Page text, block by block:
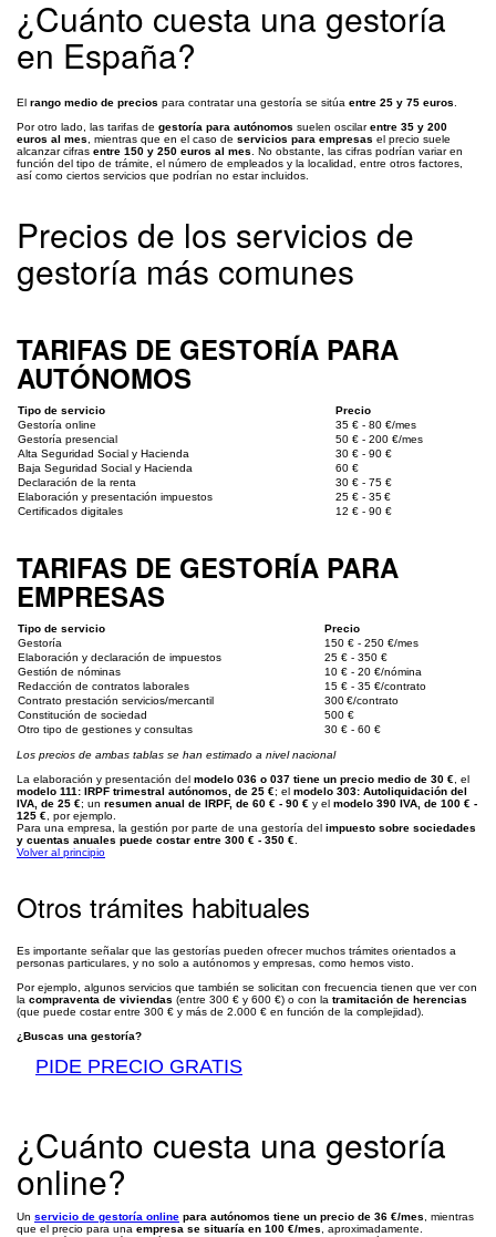
¿Cuánto cuesta una gestoría
en España?
El rango medio de precios para contratar una gestoría se sitúa entre 25 y 75 euros
Por otro lado, las tarifas de gestoría para autónomos suelen oscilarentre 35 y 200
euros al mes , mientras que en el caso de servicios para empresas el precio suele
alcanzar cifras entre 150 y 250 euros al mes . No obstante, las cifras podrían variar en
función del tipo de trámite, el número de empleados y la localidad, entre otros factores,
así como ciertos servicios que podrían no estar incluidos.
Precios de los servicios de
gestoría más comunes
TARIFAS DE GESTORÍA PARA
AUTÓNOMOS
Tipo de servicio
Precio
Gestoría online
35 € - 80 €/mes
Gestoría presencial
50 € - 200 €/mes
Alta Seguridad Social y Hacienda
30 € - 90 €
Baja Seguridad Social y Hacienda
60 €
Declaración de la renta
30 € - 75 €
Elaboración y presentación impuestos
25 € - 35 €
Certificados digitales
12 € - 90 €
TARIFAS DE GESTORÍA PARA
EMPRESAS
Tipo de servicio
Precio
Gestoría
150 € - 250 €/mes
Elaboración y declaración de impuestos
25 € - 350 €
Gestión de nóminas
10 € - 20 €/nómina
Redacción de contratos laborales
15 € - 35 €/contrato
Contrato prestación servicios/mercantil
300 €/contrato
Constitución de sociedad
500 €
Otro tipo de gestiones y consultas
30 € - 60 €
Los precios de ambas tablas se han estimado a nivel nacional
La elaboración y presentación del modelo 036 o 037 tiene un precio medio de 30 € , el
modelo 111: IRPF trimestral autónomos, de 25 €; el modelo 303: Autoliquidación del
IVA, de 25 €; un resumen anual de IRPF, de 60 € - 90 € y el modelo 390 IVA, de 100 € -
125 € , por ejemplo.
Para una empresa, la gestión por parte de una gestoría del impuesto sobre sociedades
y cuentas anuales puede costar entre 300 € - 350 €
Volver al principio
Otros trámites habituales
Es importante señalar que las gestorías pueden ofrecer muchos trámites orientados a
personas particulares, y no solo a autónomos y empresas, como hemos visto.
Por ejemplo, algunos servicios que también se solicitan con frecuencia tienen que ver con
la compraventa de viviendas (entre 300 € y 600 €) o con la tramitación de herencias
(que puede costar entre 300 € y más de 2.000 € en función de la complejidad).
¿Buscas una gestoría?
PIDE PRECIO GRATIS
¿Cuánto cuesta una gestoría
online?
Un servicio de gestoría online para autónomos tiene un precio de 36 €/mes , mientras
que el precio para una empresa se situaría en 100 €/mes , aproximadamente.